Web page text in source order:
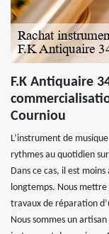
F.K Antiquaire
Courniou
L’instrument de
rythmes au quotidien
Dans ce cas, il est
longtemps. Nous
travaux de réparation
Nous sommes un